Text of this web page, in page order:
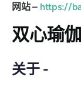
网站 – https://
双心瑜伽
关于 -